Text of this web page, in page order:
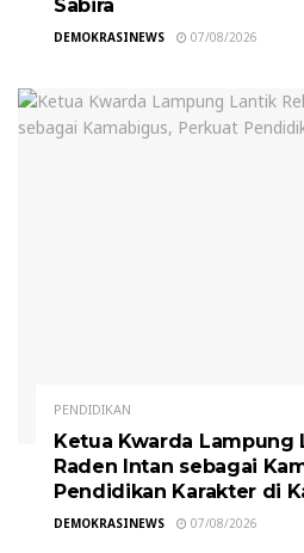
Sabira
DEMOKRASINEWS 07/08/2026
PENDIDIKAN
Ketua Kwarda Lampung
Raden Intan sebagai
Pendidikan Karakter di
DEMOKRASINEWS 07/08/2026